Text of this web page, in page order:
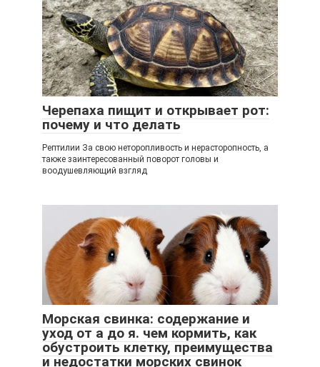
Черепаха пищит и открывает рот:
почему и что делать
Рептилии За свою неторопливость и нерасторопность, а
также заинтересованный поворот головы и
воодушевляющий взгляд
Морская свинка: содержание и
уход от а до я. чем кормить, как
обустроить клетку, преимущества
и недостатки морских свинок